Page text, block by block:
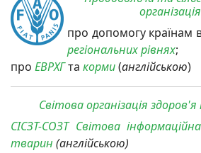
про допомогу країнам
регіональних рівнях;
про ЕВРХГта корми(англійською)
Світова організація
СІСЗТ-СОЗТ Світова
тварин (англійською)